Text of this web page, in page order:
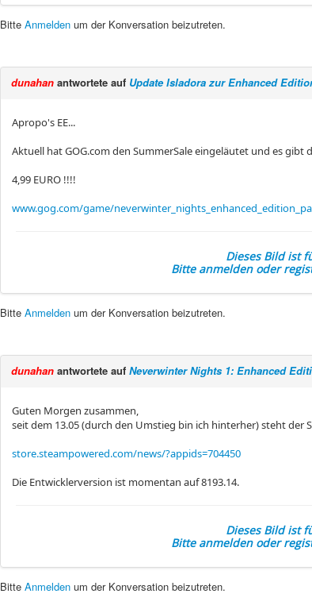
BitteAnmelden um der Konversation beizutreten.
dunahan antwortete auf Update Isladora zur Enhanced
Apropo's EE...
Aktuell hat GOG.com den SummerSale eingeläutet und es gibt
4,99 EURO !!!!
www.gog.com/game/
Dieses Bild ist
Bitte anmelden oder
BitteAnmelden um der Konversation beizutreten.
dunahan antwortete aufNeverwinter Nights 1: Enhanced
Guten Morgen zusammen,
seit dem 13.05 (durch den Umstieg bin ich hinterher) steht der
store.steampowered.com/news/?appids=704450
Die Entwicklerversion ist momentan auf 8193.14.
Dieses Bild ist
Bitte anmelden oder
BitteAnmelden um der Konversation beizutreten.